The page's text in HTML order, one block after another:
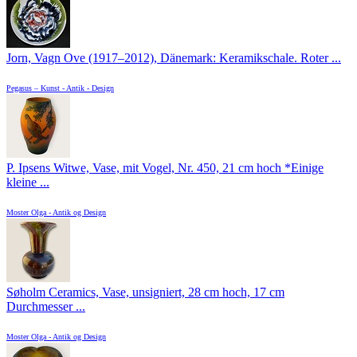
Jorn, Vagn Ove (1917–2012), Dänemark: Keramikschale. Roter ...
Pegasus – Kunst - Antik - Design
P. Ipsens Witwe, Vase, mit Vogel, Nr. 450, 21 cm hoch *Einige
kleine ...
Moster Olga - Antik og Design
Søholm Ceramics, Vase, unsigniert, 28 cm hoch, 17 cm
Durchmesser ...
Moster Olga - Antik og Design